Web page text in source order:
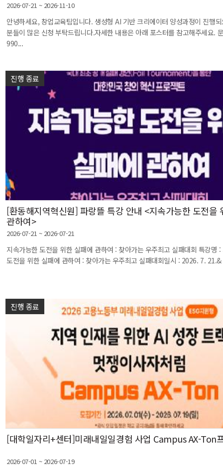
2026-07-21 ~ 2026-11-10
안녕하세요, 창업교육팀입니다. 생성형 AI 기반 크리에이터 양성과정이 진행
분들이 많은 신청 부탁드립니다.자세한 내용은 아래 포스터를 참고해주세요.
990...
진행 종료
[환동해지역혁신원] 파랑뜰 특강 안내 <지속가능한 도전을
관하여>
2026-07-21 ~ 2026-07-21
지속가능한 도전을 위한 실패에 관하여 : 찾아가는 우주최고 실패대회 특강명
도전을 위한 실패에 관하여 : 찾아가는 우주최고 실패대회일시 : 2026. 7.
진행 종료
[대학일자리+센터]미래내일일경험 사업 Campus AX-Ton
2026-07-01 ~ 2026-07-19